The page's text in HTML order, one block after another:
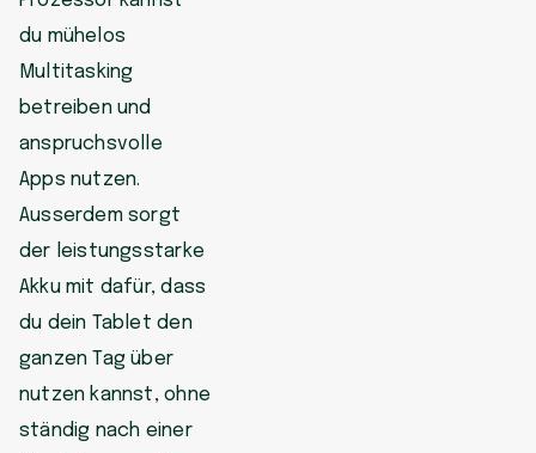
du mühelos
Multitasking
betreiben und
anspruchsvolle
Apps nutzen.
Ausserdem sorgt
der leistungsstarke
Akku mit dafür, dass
du dein Tablet den
ganzen Tag über
nutzen kannst, ohne
ständig nach einer